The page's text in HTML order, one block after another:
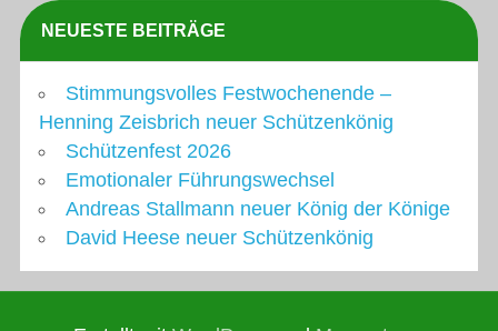
NEUESTE BEITRÄGE
Stimmungsvolles Festwochenende –
Henning Zeisbrich neuer Schützenkönig
Schützenfest 2026
Emotionaler Führungswechsel
Andreas Stallmann neuer König der Könige
David Heese neuer Schützenkönig